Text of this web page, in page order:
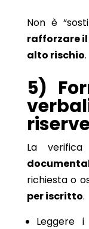
Non è
rafforzare
alto rischio.
5)
La
richiesta o
per iscritto.
Leggere